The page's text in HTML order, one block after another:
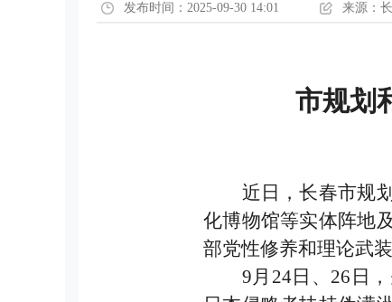
发布时间：2025-09-30 14:01 来源：
市规划
近日，长春市规
化博物馆等实体阵地
部党性修养和理论武装
9月24日、26日